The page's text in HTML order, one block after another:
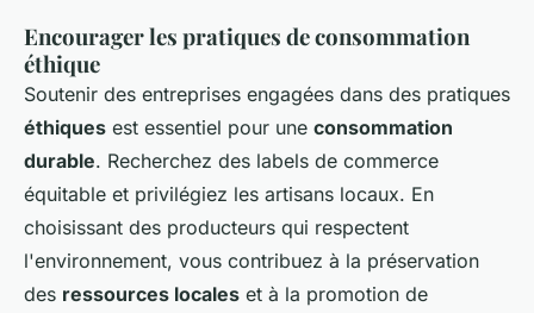
Encourager les pratiques de consommation
éthique
Soutenir des entreprises engagées dans des pratiques
éthiques est essentiel pour une consommation
durable. Recherchez des labels de commerce
équitable et privilégiez les artisans locaux. En
choisissant des producteurs qui respectent
l'environnement, vous contribuez à la préservation
des ressources locales et à la promotion de